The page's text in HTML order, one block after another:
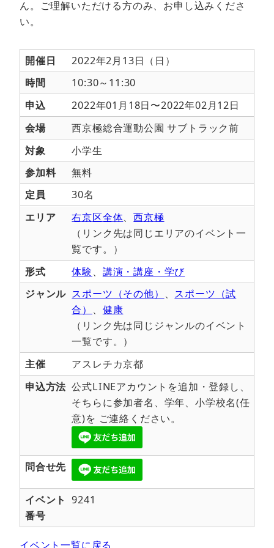
ん。ご理解いただける方のみ、お申し込みくださ
い。
開催日
2022年2月13日（日）
時間
10:30～11:30
申込
2022年01月18日〜2022年02月12日
会場
西京極総合運動公園 サブトラック前
対象
小学生
参加料
無料
定員
30名
エリア
右京区全体、西京極
（リンク先は同じエリアのイベント一
覧です。）
形式
体験、 講演・講座・学び
ジャンル スポーツ（その他） 、 スポーツ（試
合） 、 健康
（リンク先は同じジャンルのイベント
一覧です。）
主催
アスレチカ京都
申込方法 公式LINEアカウントを追加・登録し、
そちらに参加者名、学年、小学校名(任
意)を ご連絡ください。
問合せ先
イベント
番号
9241
イベント一覧に戻る